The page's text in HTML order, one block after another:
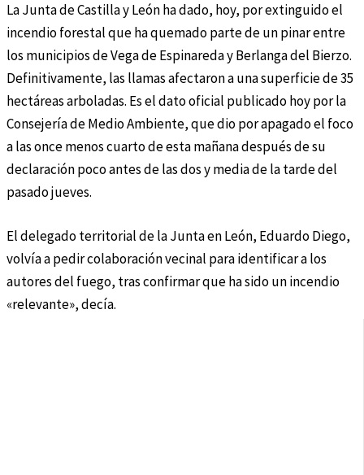
La Junta de Castilla y León ha dado, hoy, por extinguido el
incendio forestal que ha quemado parte de un pinar entre
los municipios de Vega de Espinareda y Berlanga del Bierzo.
Definitivamente, las llamas afectaron a una superficie de 35
hectáreas arboladas. Es el dato oficial publicado hoy por la
Consejería de Medio Ambiente, que dio por apagado el foco
a las once menos cuarto de esta mañana después de su
declaración poco antes de las dos y media de la tarde del
pasado jueves.
El delegado territorial de la Junta en León, Eduardo Diego,
volvía a pedir colaboración vecinal para identificar a los
autores del fuego, tras confirmar que ha sido un incendio
«relevante», decía.